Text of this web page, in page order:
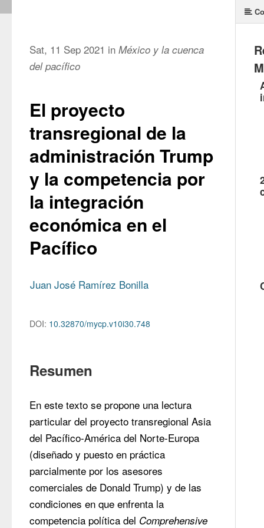
Sat, 11 Sep 2021 in México y la cuenca
del pacífico
El proyecto
transregional de la
administración Trump
y la competencia por
la integración
económica en el
Pacífico
Juan José Ramírez Bonilla
DOI: 10.32870/mycp.v10i30.748
Resumen
En este texto se propone una lectura
particular del proyecto transregional Asia
del Pacífico-América del Norte-Europa
(diseñado y puesto en práctica
parcialmente por los asesores
comerciales de Donald Trump) y de las
condiciones en que enfrenta la
competencia política del Comprehensive